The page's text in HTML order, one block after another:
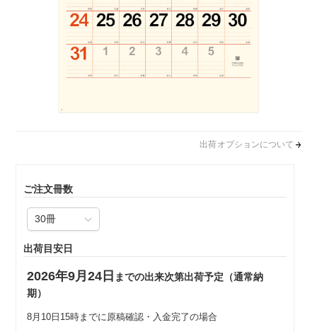
出荷オプションについて
ご注文冊数
出荷目安日
2026年9月24日 までの出来次第出荷予定（通常納
期）
8月10日15時までに原稿確認・入金完了の場合